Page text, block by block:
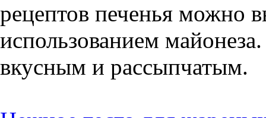
рецептов печенья можно
использованием
вкусным и рассыпчатым.